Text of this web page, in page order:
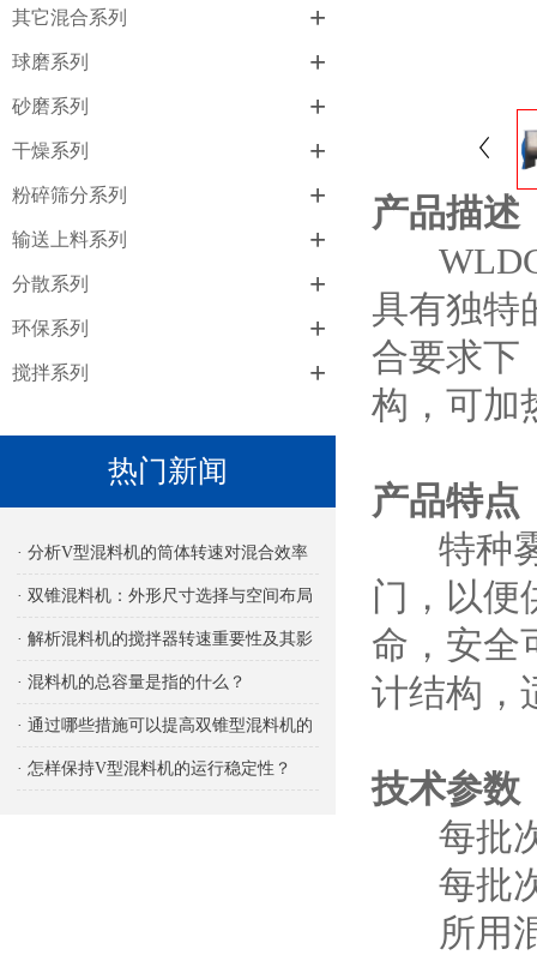
其它混合系列 +
球磨系列 +
砂磨系列 +
干燥系列 +
粉碎筛分系列 +
输送上料系列 +
分散系列 +
环保系列 +
搅拌系列 +
热门新闻
· 分析V型混料机的筒体转速对混合效率
的影响
· 双锥混料机：外形尺寸选择与空间布局
考量
· 解析混料机的搅拌器转速重要性及其影
响
· 混料机的总容量是指的什么？
· 通过哪些措施可以提高双锥型混料机的
生产能力
· 怎样保持V型混料机的运行稳定性？
产品描述
WLDC-
具有独特
合要求下
构，可加
产品特点
特种雾
门，以便
命，安全
计结构，
技术参数
每批次
每批次
所用混